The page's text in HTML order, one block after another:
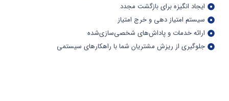
ایجاد انگیزه برای بازگشت مجدد
سیستم امتیاز دهی و خرج امتیاز
ارائه خدمات و پاداش‌های شخصی‌سازی‌شده
جلوگیری از ریزش مشتریان شما با راهکارهای سیستمی